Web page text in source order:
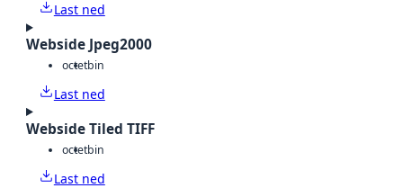
Last ned
Webside Jpeg2000
octetbin
Last ned
Webside Tiled TIFF
octetbin
Last ned